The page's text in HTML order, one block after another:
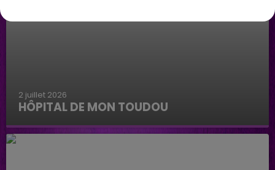
2 juillet 2026
HÔPITAL DE MON TOUDOU
Hôpital de mon Toudou